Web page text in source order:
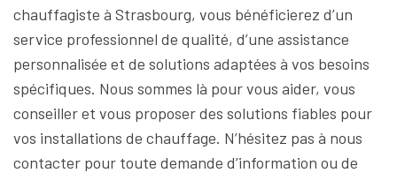
chauffagiste à Strasbourg, vous bénéficierez d’un
service professionnel de qualité, d’une assistance
personnalisée et de solutions adaptées à vos besoins
spécifiques. Nous sommes là pour vous aider, vous
conseiller et vous proposer des solutions fiables pour
vos installations de chauffage. N’hésitez pas à nous
contacter pour toute demande d’information ou de